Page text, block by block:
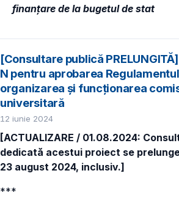
finanțare de la bugetul de stat
[Consultare publică PRELUNGITĂ]
N pentru aprobarea
organizarea și funcționarea
universitară
12 iunie 2024
[ACTUALIZARE / 01.08.2024:
dedicată acestui proiect se
23 august 2024, inclusiv.]
***